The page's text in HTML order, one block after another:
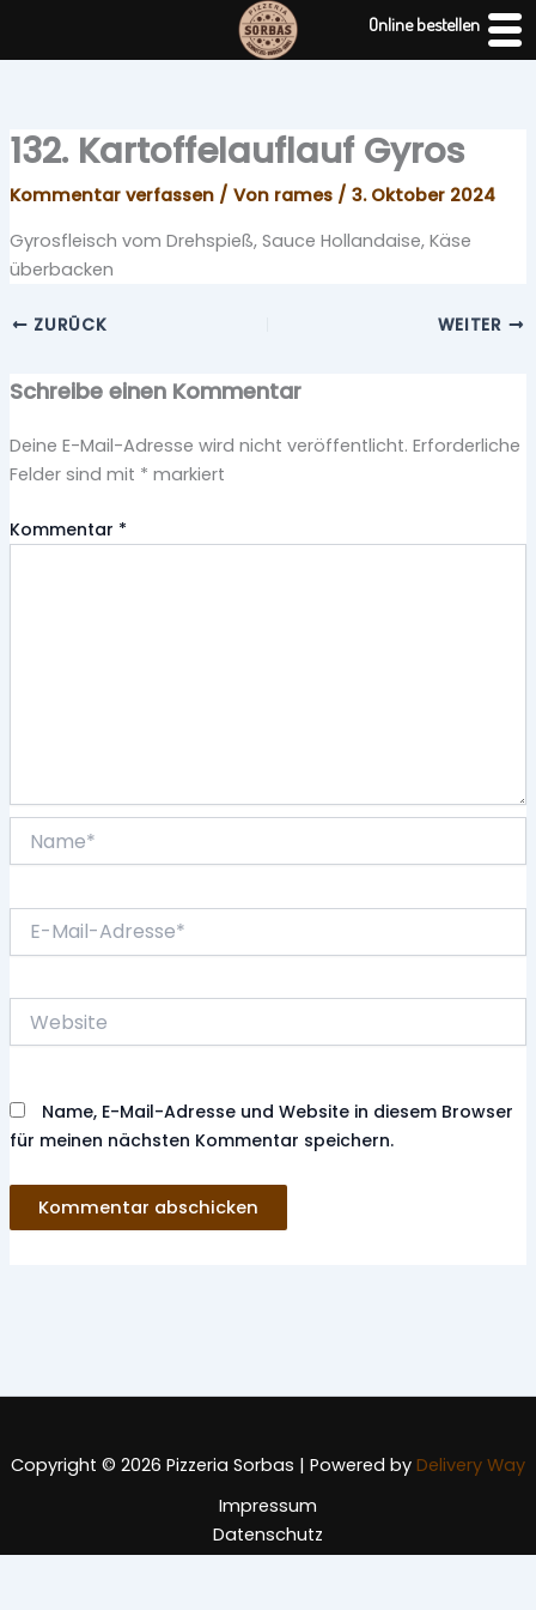
132. Kartoffelauflauf Gyros
Kommentar verfassen / Von rames / 3. Oktober 2024
Gyrosfleisch vom Drehspieß, Sauce Hollandaise, Käse
überbacken
ZURÜCK WEITER
Schreibe einen Kommentar
Deine E-Mail-Adresse wird nicht veröffentlicht. Erforderliche
Felder sind mit * markiert
Kommentar *
Mail-
Website
Name, E-Mail-Adresse und Website in diesem Browser
für meinen nächsten Kommentar speichern.
Copyright © 2026 Pizzeria Sorbas | Powered by Delivery Way
Impressum
Datenschutz
Online bestellen